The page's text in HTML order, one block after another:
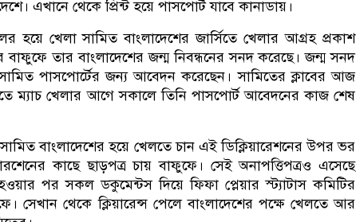
এখানে থেকে প্রিন্ট হয়ে পাসপোর্ট যাবে কানাডায়।
হয়ে খেলা সামিত বাংলাদেশের জার্সিতে খেলার আগ্রহ প্রকাশ
তার বাংলাদেশের জন্ম নিবন্ধনের সনদ করেছে। জন্ম সনদ
পাসপোর্টের জন্য আবেদন করেছেন। সামিতের ক্লাবের আজ
ম্যাচ খেলার আগে সকালে তিনি পাসপোর্ট আবেদনের কাজ শেষ
বাংলাদেশের হয়ে খেলতে চান এই ডিক্লিয়ারেশনের উপর ভর
কাছে ছাড়পত্র চায় বাফুফে। সেই অনাপত্তিপত্রও এসেছে
পর সকল ডকুমেন্টস দিয়ে ফিফা প্লেয়ার স্ট্যাটাস কমিটির
সেখান থেকে ক্লিয়ারেন্স পেলে বাংলাদেশের পক্ষে খেলতে আর